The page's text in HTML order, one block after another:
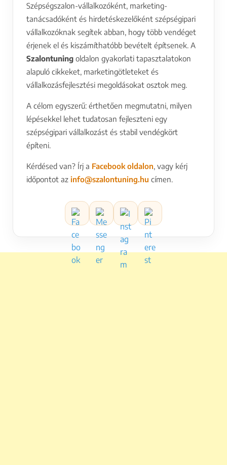
Szépségszalon-vállalkozóként, marketing-
tanácsadóként és hirdetéskezelőként szépségipari
vállalkozóknak segítek abban, hogy több vendéget
érjenek el és kiszámíthatóbb bevételt építsenek. A
Szalontuningoldalon gyakorlati tapasztalatokon
alapuló cikkeket, marketingötleteket és
vállalkozásfejlesztési megoldásokat osztok meg.
A célom egyszerű: érthetően megmutatni, milyen
lépésekkel lehet tudatosan fejleszteni egy
szépségipari vállalkozást és stabil vendégkört
építeni.
Kérdésed van? Írj a Facebook oldalon, vagy kérj
időpontot az info@szalontuning.hu címen.